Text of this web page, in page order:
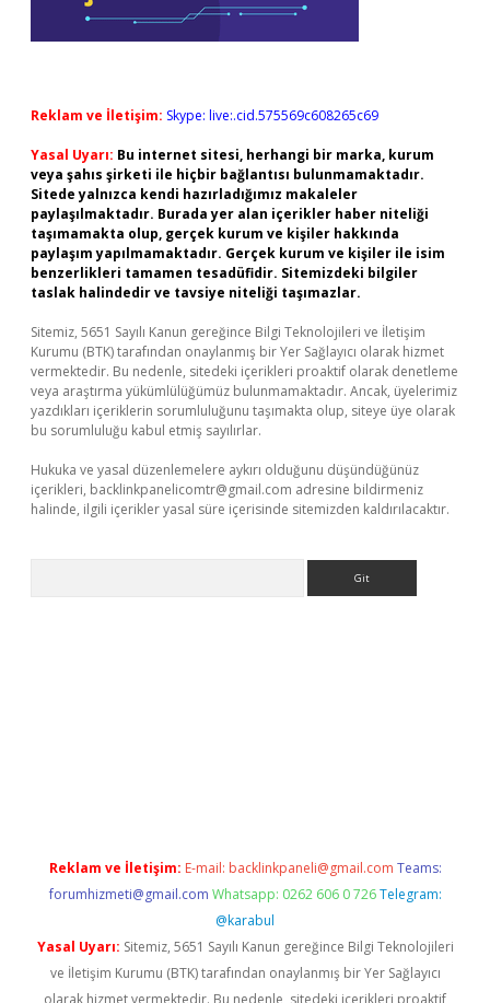
Reklam ve İletişim: Skype: live:.cid.575569c608265c69
Yasal Uyarı: Bu internet sitesi, herhangi bir marka, kurum
veya şahıs şirketi ile hiçbir bağlantısı bulunmamaktadır.
Sitede yalnızca kendi hazırladığımız makaleler
paylaşılmaktadır. Burada yer alan içerikler haber niteliği
taşımamakta olup, gerçek kurum ve kişiler hakkında
paylaşım yapılmamaktadır. Gerçek kurum ve kişiler ile isim
benzerlikleri tamamen tesadüfidir. Sitemizdeki bilgiler
taslak halindedir ve tavsiye niteliği taşımazlar.
Sitemiz, 5651 Sayılı Kanun gereğince Bilgi Teknolojileri ve İletişim
Kurumu (BTK) tarafından onaylanmış bir Yer Sağlayıcı olarak hizmet
vermektedir. Bu nedenle, sitedeki içerikleri proaktif olarak denetleme
veya araştırma yükümlülüğümüz bulunmamaktadır. Ancak, üyelerimiz
yazdıkları içeriklerin sorumluluğunu taşımakta olup, siteye üye olarak
bu sorumluluğu kabul etmiş sayılırlar.
Hukuka ve yasal düzenlemelere aykırı olduğunu düşündüğünüz
içerikleri, backlinkpanelicomtr@gmail.com adresine bildirmeniz
halinde, ilgili içerikler yasal süre içerisinde sitemizden kaldırılacaktır.
Reklam ve İletişim: E-mail: backlinkpaneli@gmail.com Teams:
forumhizmeti@gmail.com Whatsapp: 0262 606 0 726 Telegram:
@karabul
Yasal Uyarı: Sitemiz, 5651 Sayılı Kanun gereğince Bilgi Teknolojileri
ve İletişim Kurumu (BTK) tarafından onaylanmış bir Yer Sağlayıcı
olarak hizmet vermektedir. Bu nedenle, sitedeki içerikleri proaktif